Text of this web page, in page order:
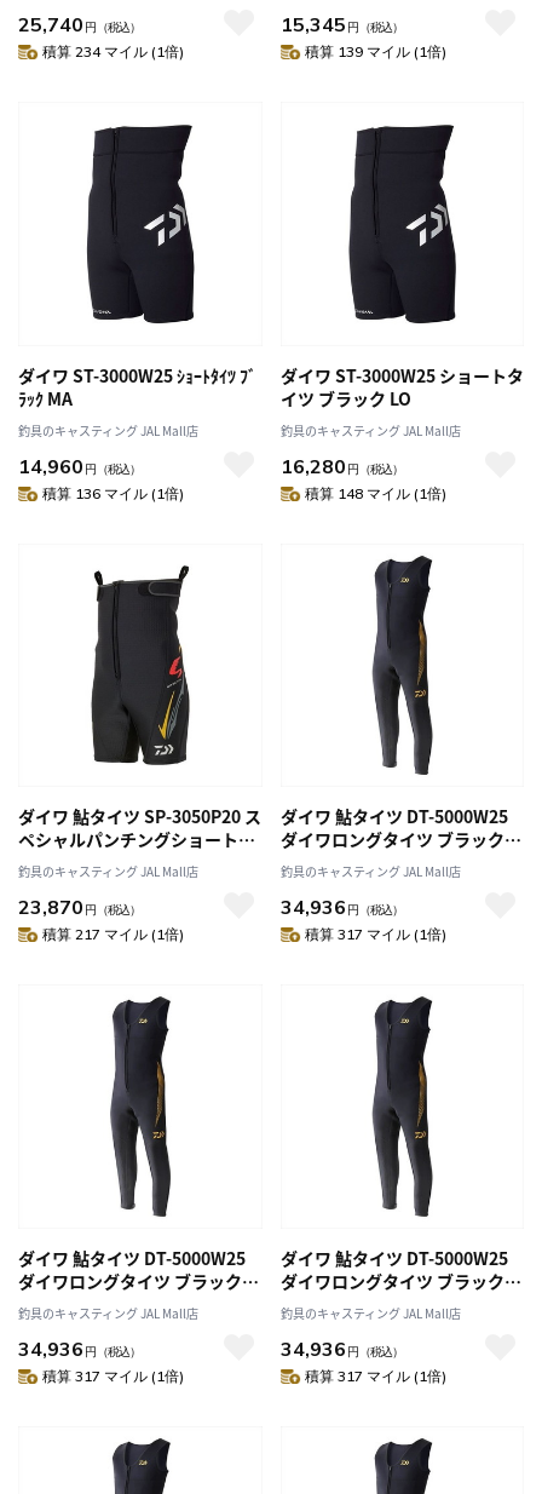
25,740 円 （税込）
積算 234 マイル (1倍)
15,345 円 （税込）
積算 139 マイル (1倍)
ダイワ ST-3000W25 ｼｮｰﾄﾀｲﾂ ﾌﾞ
ﾗｯｸ MA
釣具のキャスティング JAL Mall店
14,960 円 （税込）
積算 136 マイル (1倍)
ダイワ ST-3000W25 ショートタ
イツ ブラック LO
釣具のキャスティング JAL Mall店
16,280 円 （税込）
積算 148 マイル (1倍)
ダイワ 鮎タイツ SP-3050P20 ス
ペシャルパンチングショートタ
イツ アクティブブラック MO
釣具のキャスティング JAL Mall店
23,870 円 （税込）
積算 217 マイル (1倍)
ダイワ 鮎タイツ DT-5000W25
ダイワロングタイツ ブラック
MA
釣具のキャスティング JAL Mall店
34,936 円 （税込）
積算 317 マイル (1倍)
ダイワ 鮎タイツ DT-5000W25
ダイワロングタイツ ブラック
LA
釣具のキャスティング JAL Mall店
34,936 円 （税込）
積算 317 マイル (1倍)
ダイワ 鮎タイツ DT-5000W25
ダイワロングタイツ ブラック
LLA
釣具のキャスティング JAL Mall店
34,936 円 （税込）
積算 317 マイル (1倍)